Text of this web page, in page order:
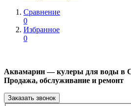
Сравнение
0
Избранное
0
Аквамарин — кулеры для воды в
Продажа, обслуживание и ремонт
Заказать звонок